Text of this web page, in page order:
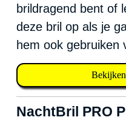
brildragend bent of
deze bril op als je
hem ook gebruiken
NachtBril PRO